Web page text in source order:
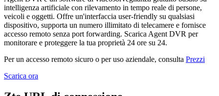
intelligenza artificiale con rilevamento in tempo reale di persone,
veicoli e oggetti. Offre un'interfaccia user-friendly su qualsiasi
dispositivo, supporta un numero illimitato di telecamere e fornisce
accesso remoto senza port forwarding. Scarica Agent DVR per
monitorare e proteggere la tua proprietà 24 ore su 24.
Per un accesso remoto sicuro o per uso aziendale, consulta Prezzi
Scarica ora